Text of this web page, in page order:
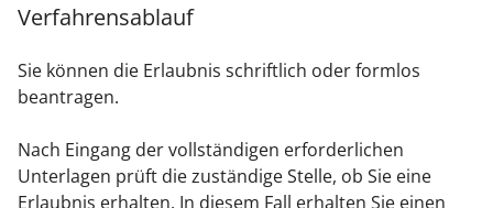
Verfahrensablauf
Sie können die Erlaubnis schriftlich oder formlos
beantragen.
Nach Eingang der vollständigen erforderlichen
Unterlagen prüft die zuständige Stelle, ob Sie eine
Erlaubnis erhalten. In diesem Fall erhalten Sie einen